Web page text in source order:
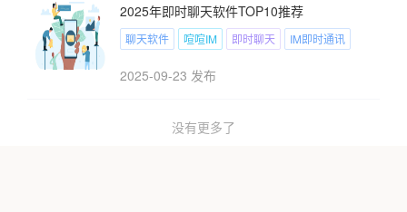
2025年即时聊天软件TOP10推荐
聊天软件 喧喧IM 即时聊天 IM即时通讯
2025-09-23 发布
没有更多了